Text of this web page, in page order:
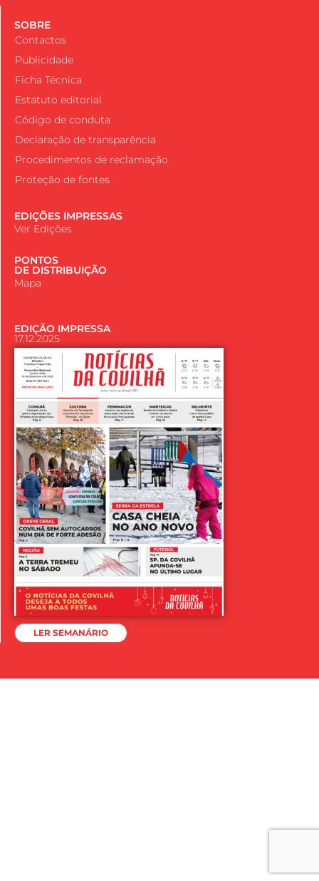
SOBRE
Contactos
Publicidade
Ficha Técnica
Estatuto editorial
Código de conduta
Declaração de transparência
Procedimentos de reclamação
Proteção de fontes
EDIÇÕES IMPRESSAS
Ver Edições
PONTOS
DE DISTRIBUIÇÃO
Mapa
EDIÇÃO IMPRESSA
17.12.2025
LER SEMANÁRIO